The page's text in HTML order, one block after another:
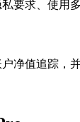
要求、使用
净值追踪，